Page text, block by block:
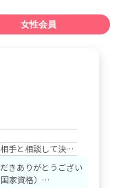
女性会員
お相手と相談して決める
きありがとうござい
職（国家資格）…